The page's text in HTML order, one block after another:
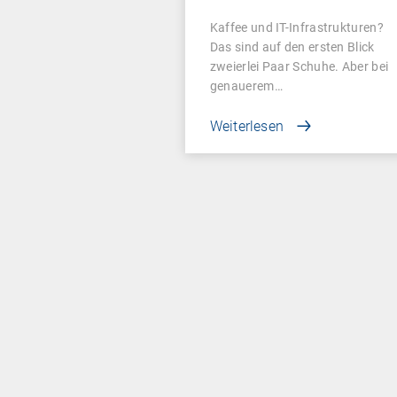
Kaffee und IT-Infrastrukturen?
Das sind auf den ersten Blick
zweierlei Paar Schuhe. Aber bei
genauerem…
Weiterlesen